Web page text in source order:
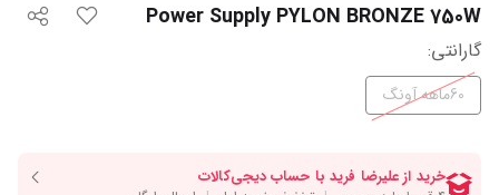
Power Supply PYLON BRONZE 750W
گارانتی:
60ماهه آونگ